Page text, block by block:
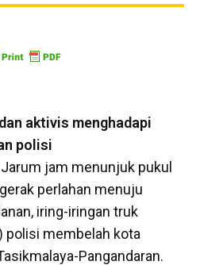
aktivis menghadapi
polisi
jam menunjuk pukul
perlahan menuju
iring-iringan truk
polisi membelah kota
Pangandaran.